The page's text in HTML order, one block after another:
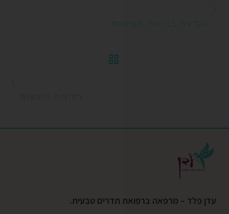
עדן פלד – מרפאה ברפואת תדרים טבעית.